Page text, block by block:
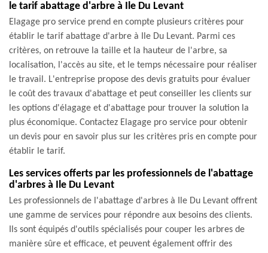
le tarif abattage d'arbre à Ile Du Levant
Elagage pro service prend en compte plusieurs critères pour
établir le tarif abattage d'arbre à Ile Du Levant. Parmi ces
critères, on retrouve la taille et la hauteur de l'arbre, sa
localisation, l'accès au site, et le temps nécessaire pour réaliser
le travail. L'entreprise propose des devis gratuits pour évaluer
le coût des travaux d'abattage et peut conseiller les clients sur
les options d'élagage et d'abattage pour trouver la solution la
plus économique. Contactez Elagage pro service pour obtenir
un devis pour en savoir plus sur les critères pris en compte pour
établir le tarif.
Les services offerts par les professionnels de l'abattage
d'arbres à Ile Du Levant
Les professionnels de l'abattage d'arbres à Ile Du Levant offrent
une gamme de services pour répondre aux besoins des clients.
Ils sont équipés d'outils spécialisés pour couper les arbres de
manière sûre et efficace, et peuvent également offrir des